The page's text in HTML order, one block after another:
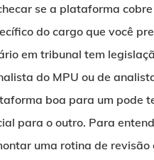
se a plataforma
do cargo que você
em tribunal tem
do MPU ou de
boa para um pode
para o outro. Para
uma rotina de revisão